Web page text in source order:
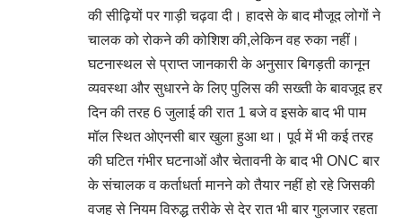
की सीढ़ियों पर गाड़ी चढ़वा दी। हादसे के बाद मौजूद लोगों ने
चालक को रोकने की कोशिश की,लेकिन वह रुका नहीं।
घटनास्थल से प्राप्त जानकारी के अनुसार बिगड़ती कानून
व्यवस्था और सुधारने के लिए पुलिस की सख्ती के बावजूद हर
दिन की तरह 6 जुलाई की रात 1 बजे व इसके बाद भी पाम
मॉल स्थित ओएनसी बार खुला हुआ था। पूर्व में भी कई तरह
की घटित गंभीर घटनाओं और चेतावनी के बाद भी ONC बार
के संचालक व कर्ताधर्ता मानने को तैयार नहीं हो रहे जिसकी
वजह से नियम विरुद्ध तरीके से देर रात भी बार गुलजार रहता